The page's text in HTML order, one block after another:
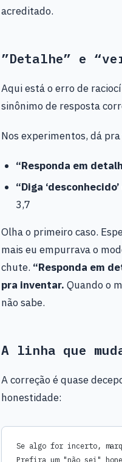
acreditado.
”Detalhe” e
Aqui está o erro de
sinônimo de resposta
Nos experimentos, dá
“Responda em
“Diga
3,7
Olha o primeiro caso.
mais eu empurrava o
chute. “Responda em
pra inventar. Quando o
não sabe.
A linha que
A correção é quase
honestidade:
Se algo for incerto,
Prefira um "não sei"